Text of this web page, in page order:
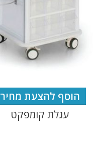
הוסף להצעת מחיר
עגלת קומפקט